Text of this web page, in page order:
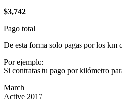
$3,742
Pago total
De esta forma solo pagas por los km
Por ejemplo:
Si contratas tu pago por kilómetro
March
Active 2017